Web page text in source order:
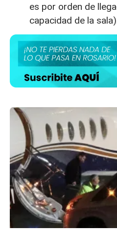
es por orden de
capacidad de la